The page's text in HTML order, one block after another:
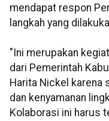
mendapat respon
langkah yang
"Ini merupakan
dari Pemerintah
Harita Nickel karena
dan kenyamanan
Kolaborasi ini harus